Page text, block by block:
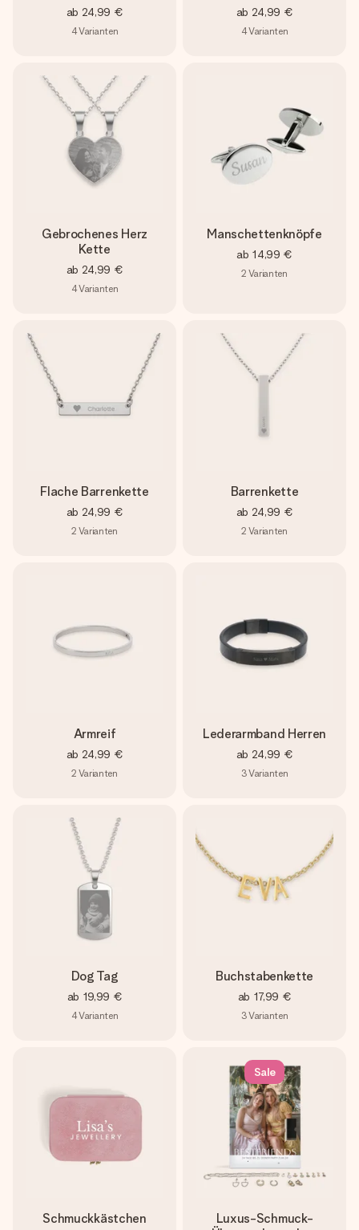
ab 24,99 €
4Varianten
ab 24,99 €
4Varianten
Gebrochenes Herz
Kette
ab 24,99 €
4Varianten
Manschettenknöpfe
ab 14,99 €
2 Varianten
Flache Barrenkette
ab 24,99 €
2 Varianten
Barrenkette
ab 24,99 €
2 Varianten
Armreif
ab 24,99 €
2 Varianten
Lederarmband Herren
ab 24,99 €
3Varianten
Dog Tag
ab 19,99 €
4Varianten
Buchstabenkette
ab 17,99 €
3Varianten
Schmuckkästchen
Sale
Luxus-Schmuck-